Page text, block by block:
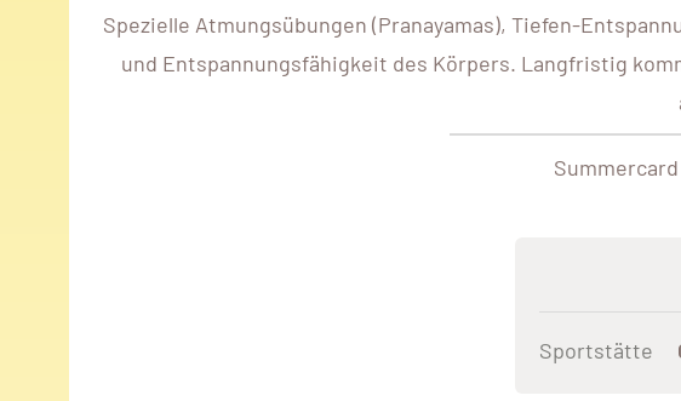
Spezielle Atmungsübungen (Pranayamas), Tiefen-
und Entspannungsfähigkeit des Körpers. Langfristig
Sportstätte